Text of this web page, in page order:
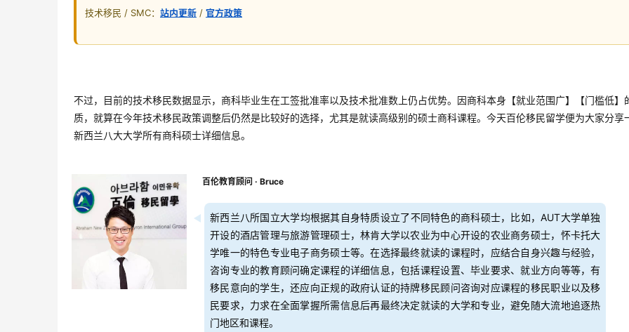
技术移民 / SMC： 站内更新 / 官方政策
不过，目前的技术移民数据显示，商科毕业生在工签批准率以及技术批准数上仍占优势。因商科本身【就业范围广】【门槛低】
质，就算在今年技术移民政策调整后仍然是比较好的选择，尤其是就读高级别的硕士商科课程。今天百伦移民留学便为大家分享
新西兰八大大学所有商科硕士详细信息。
百伦教育顾问 · Bruce
新西兰八所国立大学均根据其自身特质设立了不同特色的商科硕士，比如，AUT大学单独
开设的酒店管理与旅游管理硕士，林肯大学以农业为中心开设的农业商务硕士，怀卡托大
学唯一的特色专业电子商务硕士等。在选择最终就读的课程时，应结合自身兴趣与经验，
咨询专业的教育顾问确定课程的详细信息，包括课程设置、毕业要求、就业方向等等，有
移民意向的学生，还应向正规的政府认证的持牌移民顾问咨询对应课程的移民职业以及移
民要求，力求在全面掌握所需信息后再最终决定就读的大学和专业，避免随大流地追逐热
门地区和课程。